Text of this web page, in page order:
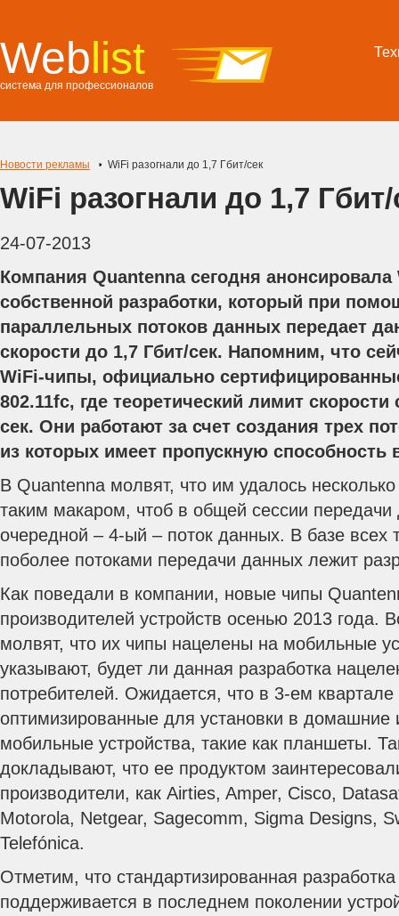
Weblist
система для профессионалов
Новости рекламы WiFi разогнали до 1,7 Гбит/сек
WiFi разогнали до 1,7 Гбит/
24-07-2013
Компания Quantenna сегодня анонсировала
собственной разработки, который при
параллельных потоков данных передает
скорости до 1,7 Гбит/сек. Напомним, что
WiFi-чипы, официально
802.11fc, где теоретический лимит скорости
сек. Они работают за счет создания трех
из которых имеет пропускную способность
В Quantenna молвят, что им удалось
таким макаром, чтоб в общей сессии
очередной – 4-ый – поток данных. В базе всех
поболее потоками передачи данных лежит
Как поведали в компании, новые чипы
производителей устройств осенью 2013 года.
молвят, что их чипы нацелены на мобильные
указывают, будет ли данная разработка
потребителей. Ожидается, что в 3-ем
оптимизированные для установки в домашние
мобильные устройства, такие как планшеты.
докладывают, что ее продуктом
производители, как Airties, Amper, Cisco,
Motorola, Netgear, Sagecomm, Sigma Designs,
Telefónica.
Отметим, что стандартизированная
поддерживается в последнем поколении